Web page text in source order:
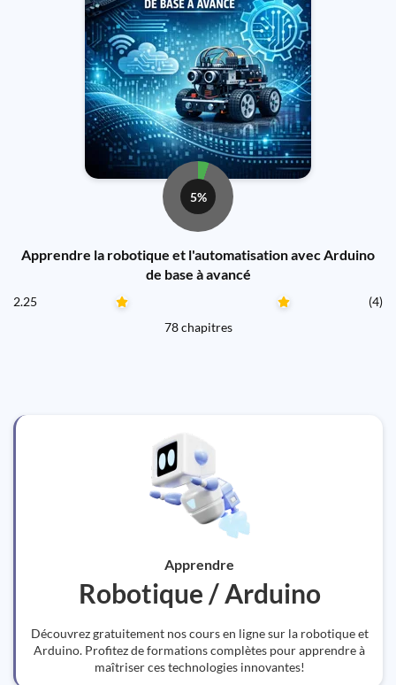
5%
Apprendre la robotique et l'automatisation avec Arduino
de base à avancé
2.25
(4)
78 chapitres
Apprendre
Robotique / Arduino
Découvrez gratuitement nos cours en ligne sur la robotique et
Arduino. Profitez de formations complètes pour apprendre à
maîtriser ces technologies innovantes!